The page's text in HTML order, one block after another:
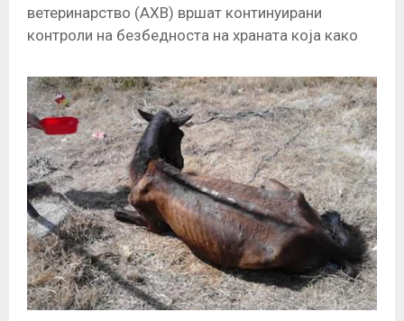
ветеринарство (АХВ) вршат континуирани
контроли на безбедноста на храната која како